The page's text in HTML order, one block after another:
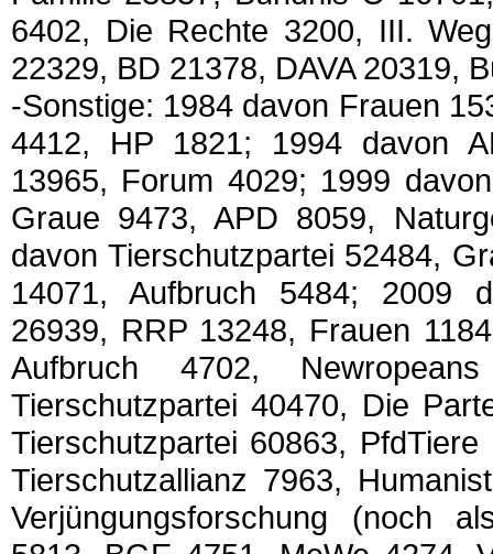
6402, Die Rechte 3200, III.
22329, BD 21378, DAVA 20319,
-Sonstige: 1984 davon Frauen
4412, HP 1821; 1994 davon
13965, Forum 4029; 1999
Graue 9473, APD 8059,
davon Tierschutzpartei 52484,
14071, Aufbruch 5484; 2009
26939, RRP 13248, Frauen
Aufbruch 4702,
Tierschutzpartei 40470, Die
Tierschutzpartei 60863,
Tierschutzallianz 7963,
Verjüngungsforschung (noch